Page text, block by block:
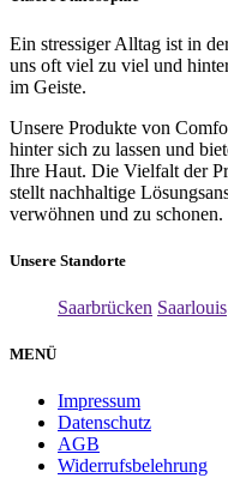
Ein stressiger Alltag ist in
uns oft viel zu viel und
im Geiste.
Unsere Produkte von
hinter sich zu lassen und
Ihre Haut. Die Vielfalt der
stellt nachhaltige
verwöhnen und zu schonen.
Unsere Standorte
Saarbrücken Saarlouis
MENÜ
Impressum
Datenschutz
AGB
Widerrufsbelehrung